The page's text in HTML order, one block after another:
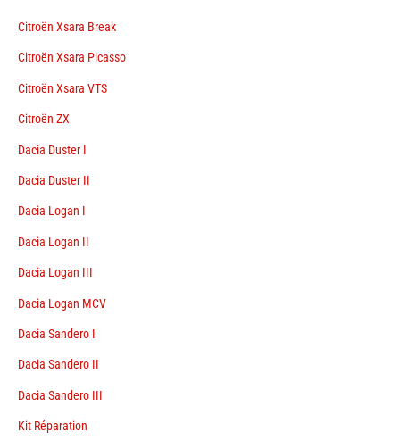
Citroën Xsara Break
Citroën Xsara Picasso
Citroën Xsara VTS
Citroën ZX
Dacia Duster I
Dacia Duster II
Dacia Logan I
Dacia Logan II
Dacia Logan III
Dacia Logan MCV
Dacia Sandero I
Dacia Sandero II
Dacia Sandero III
Kit Réparation